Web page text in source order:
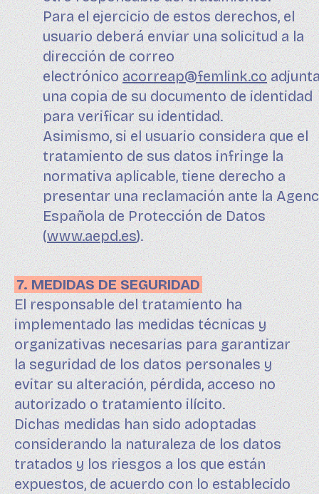
Para el ejercicio de estos derechos, el
usuario deberá enviar una solicitud a la
dirección de correo
electrónicoacorreap@femlink.co
una copia de su documento de identidad
para verificar su identidad.
Asimismo, si el usuario considera que el
tratamiento de sus datos infringe la
normativa aplicable, tiene derecho a
presentar una reclamación ante la
Española de Protección de Datos
(www.aepd.es).
7. MEDIDAS DE SEGURIDAD
El responsable del tratamiento ha
implementado las medidas técnicas y
organizativas necesarias para garantizar
la seguridad de los datos personales y
evitar su alteración, pérdida, acceso no
autorizado o tratamiento ilícito.
Dichas medidas han sido adoptadas
considerando la naturaleza de los datos
tratados y los riesgos a los que están
expuestos, de acuerdo con lo establecido